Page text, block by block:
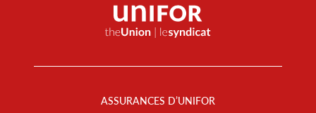
ASSURANCES D’UNIFOR